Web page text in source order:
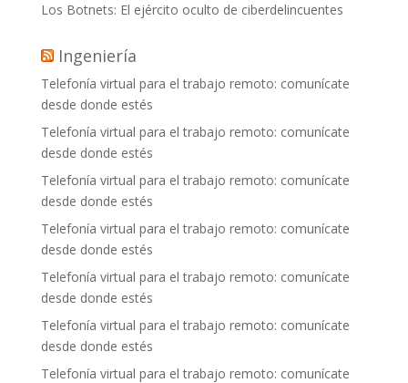
Los Botnets: El ejército oculto de ciberdelincuentes
Ingeniería
Telefonía virtual para el trabajo remoto: comunícate
desde donde estés
Telefonía virtual para el trabajo remoto: comunícate
desde donde estés
Telefonía virtual para el trabajo remoto: comunícate
desde donde estés
Telefonía virtual para el trabajo remoto: comunícate
desde donde estés
Telefonía virtual para el trabajo remoto: comunícate
desde donde estés
Telefonía virtual para el trabajo remoto: comunícate
desde donde estés
Telefonía virtual para el trabajo remoto: comunícate